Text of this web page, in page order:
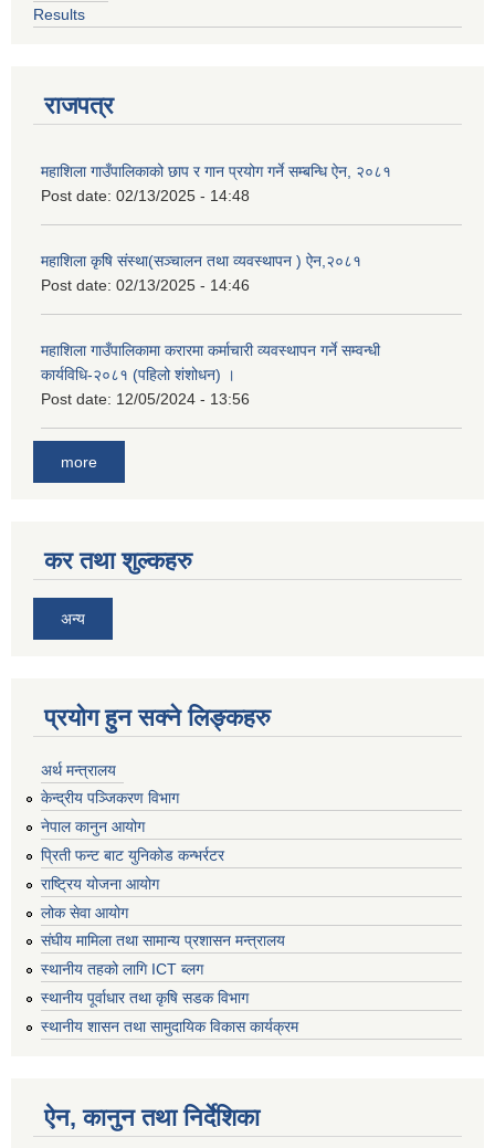
Results
राजपत्र
महाशिला गाउँपालिकाको छाप र गान प्रयोग गर्ने सम्बन्धि ऐन, २०८१
Post date: 02/13/2025 - 14:48
महाशिला कृषि संस्था(सञ्चालन तथा व्यवस्थापन ) ऐन,२०८१
Post date: 02/13/2025 - 14:46
महाशिला गाउँपालिकामा करारमा कर्माचारी व्यवस्थापन गर्ने सम्वन्धी
कार्यविधि-२०८१ (पहिलो शंशोधन) ।
Post date: 12/05/2024 - 13:56
more
कर तथा शुल्कहरु
अन्य
प्रयोग हुन सक्ने लिङ्कहरु
अर्थ मन्त्रालय
केन्द्रीय पञ्जिकरण विभाग
नेपाल कानुन आयोग
प्रिती फन्ट बाट युनिकोड कन्भर्रटर
राष्ट्रिय योजना आयोग
लोक सेवा आयोग
संघीय मामिला तथा सामान्य प्रशासन मन्त्रालय
स्थानीय तहको लागि ICT ब्लग
स्थानीय पूर्वाधार तथा कृषि सडक विभाग
स्थानीय शासन तथा सामुदायिक विकास कार्यक्रम
ऐन, कानुन तथा निर्देशिका